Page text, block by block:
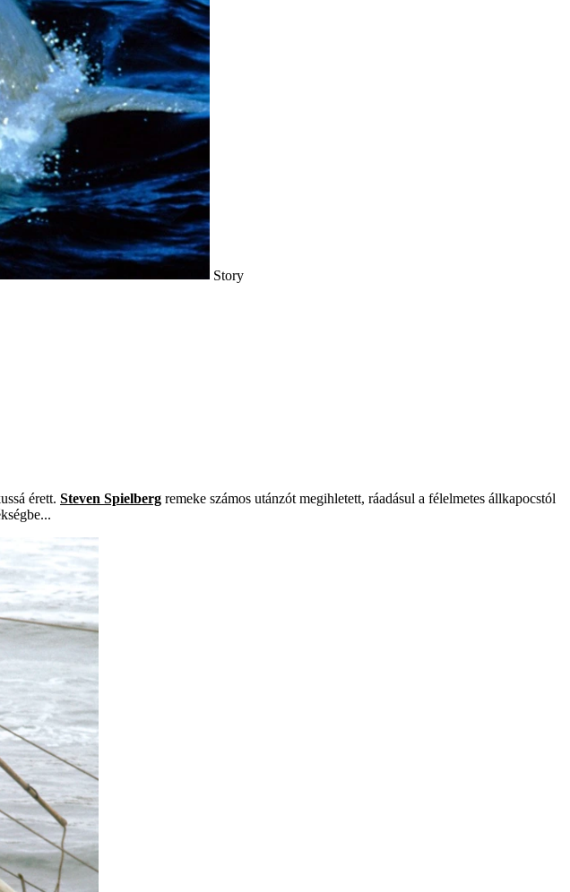
Story
érett. Steven Spielberg remeke számos utánzót megihletett, ráadásul a félelmetes állkapocstól